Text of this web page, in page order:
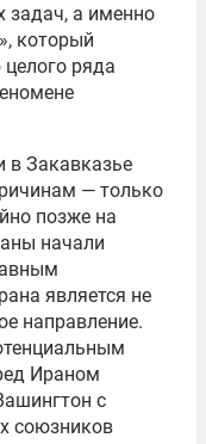
задач, а именно
который
ряда
в Закавказье
— только
позже на
начали
является не
направление.
Ираном
с
союзников